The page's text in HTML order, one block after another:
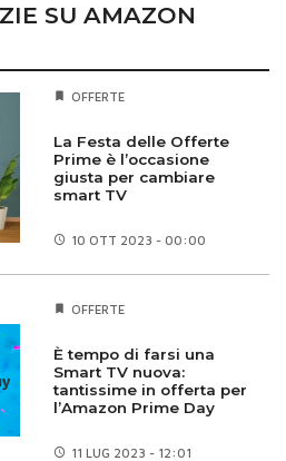
SU AMAZON
OFFERTE
La Festa delle Offerte
Prime è l’occasione
giusta per cambiare
smart TV
10 OTT 2023 - 00:00
OFFERTE
È tempo di farsi una
Smart TV nuova:
tantissime in offerta per
l’Amazon Prime Day
11 LUG 2023 - 12:01